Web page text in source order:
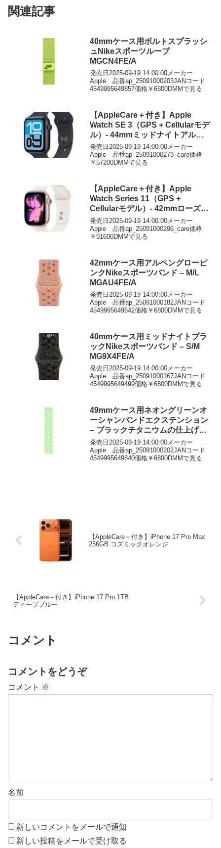
関連記事
40mmケース用ボルトスプラッシ
ュNikeスポーツループ
MGCN4FE/A
発売日2025-09-19 14:00:00メーカー
Apple 品番ap_25091000203JANコード
4549995649857価格￥6800DMMで見る
【AppleCare＋付き】Apple
Watch SE 3（GPS + Cellularモデ
ル）- 44mmミッドナイトアルミ
ニウムケースとミッドナイトスポ
ーツバンド – S/M
発売日2025-09-19 14:00:00メーカー
Apple 品番ap_25091000273_care価格
￥57200DMMで見る
【AppleCare＋付き】Apple
Watch Series 11（GPS +
Cellularモデル）- 42mmローズゴ
ールドアルミニウムケースとライ
トブラッシュスポーツバンド –
M/L
発売日2025-09-19 14:00:00メーカー
Apple 品番ap_25091000296_care価格
￥91600DMMで見る
42mmケース用アルペングローピ
ンクNikeスポーツバンド – M/L
MGAU4FE/A
発売日2025-09-19 14:00:00メーカー
Apple 品番ap_25091000182JANコード
4549995649642価格￥6800DMMで見る
40mmケース用ミッドナイトブラ
ックNikeスポーツバンド – S/M
MG9X4FE/A
発売日2025-09-19 14:00:00メーカー
Apple 品番ap_25091000167JANコード
4549995649499価格￥6800DMMで見る
49mmケース用ネオングリーンオ
ーシャンバンドエクステンション
– ブラックチタニウムの仕上げ
MGCM4FE/A
発売日2025-09-19 14:00:00メーカー
Apple 品番ap_25091000202JANコード
4549995649840価格￥6800DMMで見る
【AppleCare＋付き】iPhone 17 Pro Max
256GB コズミックオレンジ
【AppleCare＋付き】iPhone 17 Pro 1TB
ディープブルー
コメント
コメントをどうぞ
コメント ※
名前
新しいコメントをメールで通知
新しい投稿をメールで受け取る